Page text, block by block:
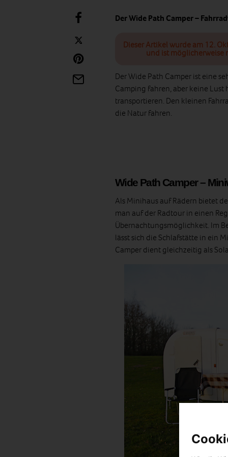
Der Wide Path Camper –
Dieser Artikel wurde am 12.
und ist möglicherweise
Der Wide Path Camper ist eine
Camping fahren, aber keine Lust
transportieren. Den kleinen
die Natur fahren.
Wide Path Camper –
Als Minihaus auf Rädern bietet
man auf der Radtour in einen
Übernachtungsmöglichkeit. Im
lässt sich die Schlafstätte in ein
Camper dient gleichzeitig als